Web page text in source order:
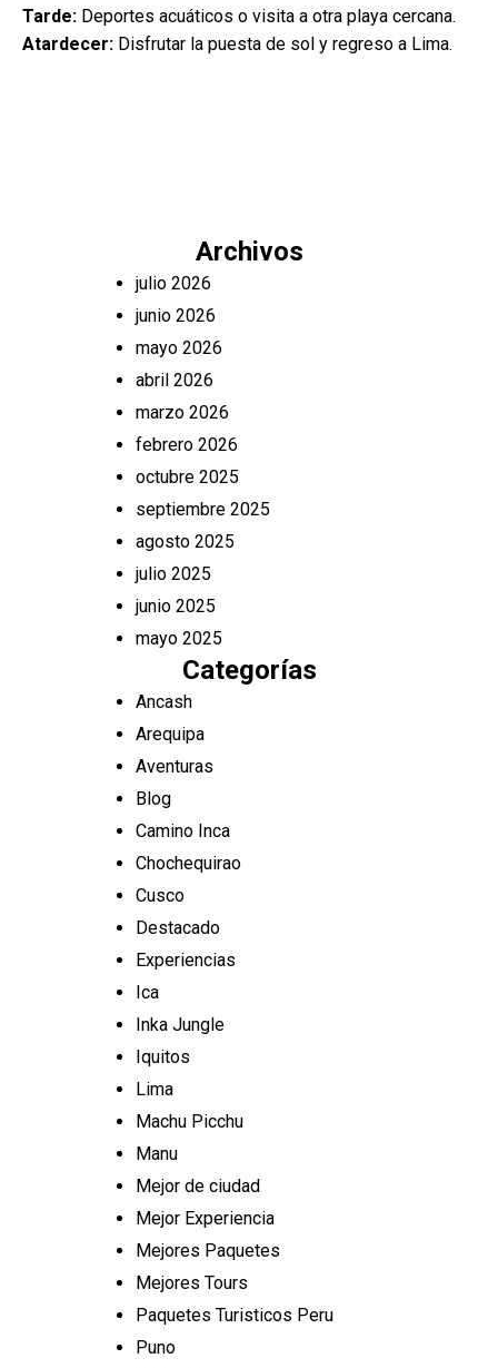
Tarde: Deportes acuáticos o visita a otra playa cercana.
Atardecer: Disfrutar la puesta de sol y regreso a Lima.
Archivos
julio 2026
junio 2026
mayo 2026
abril 2026
marzo 2026
febrero 2026
octubre 2025
septiembre 2025
agosto 2025
julio 2025
junio 2025
mayo 2025
Categorías
Ancash
Arequipa
Aventuras
Blog
Camino Inca
Chochequirao
Cusco
Destacado
Experiencias
Ica
Inka Jungle
Iquitos
Lima
Machu Picchu
Manu
Mejor de ciudad
Mejor Experiencia
Mejores Paquetes
Mejores Tours
Paquetes Turisticos Peru
Puno